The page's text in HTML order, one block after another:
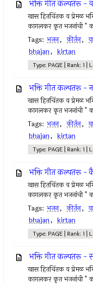
भक्ति गीत कल्पतरू -
खास हितचिंतक व प्रेमळ
कागलकर कृत भजनांची "
Tags: भजन, कीर्तन,
bhajan, kirtan
Type: PAGE | Rank: 1 |
भक्ति गीत कल्पतरू -
खास हितचिंतक व प्रेमळ
कागलकर कृत भजनांची "
Tags: भजन, कीर्तन,
bhajan, kirtan
Type: PAGE | Rank: 1 |
भक्ति गीत कल्पतरू -
खास हितचिंतक व प्रेमळ
कागलकर कृत भजनांची "
Tags: भजन, कीर्तन,
bhajan, kirtan
Type: PAGE | Rank: 1 |
भक्ति गीत कल्पतरू -
खास हितचिंतक व प्रेमळ
कागलकर कृत भजनांची "